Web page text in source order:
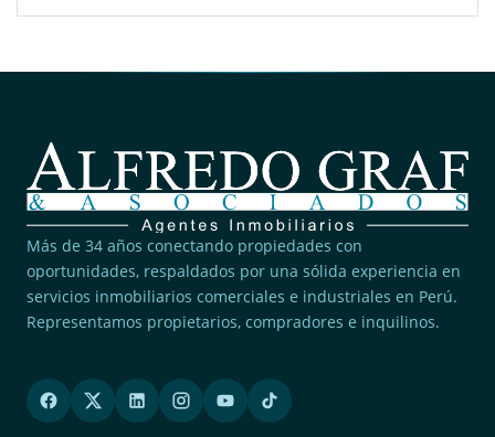
Más de 34 años conectando propiedades con
oportunidades, respaldados por una sólida experiencia en
servicios inmobiliarios comerciales e industriales en Perú.
Representamos propietarios, compradores e inquilinos.